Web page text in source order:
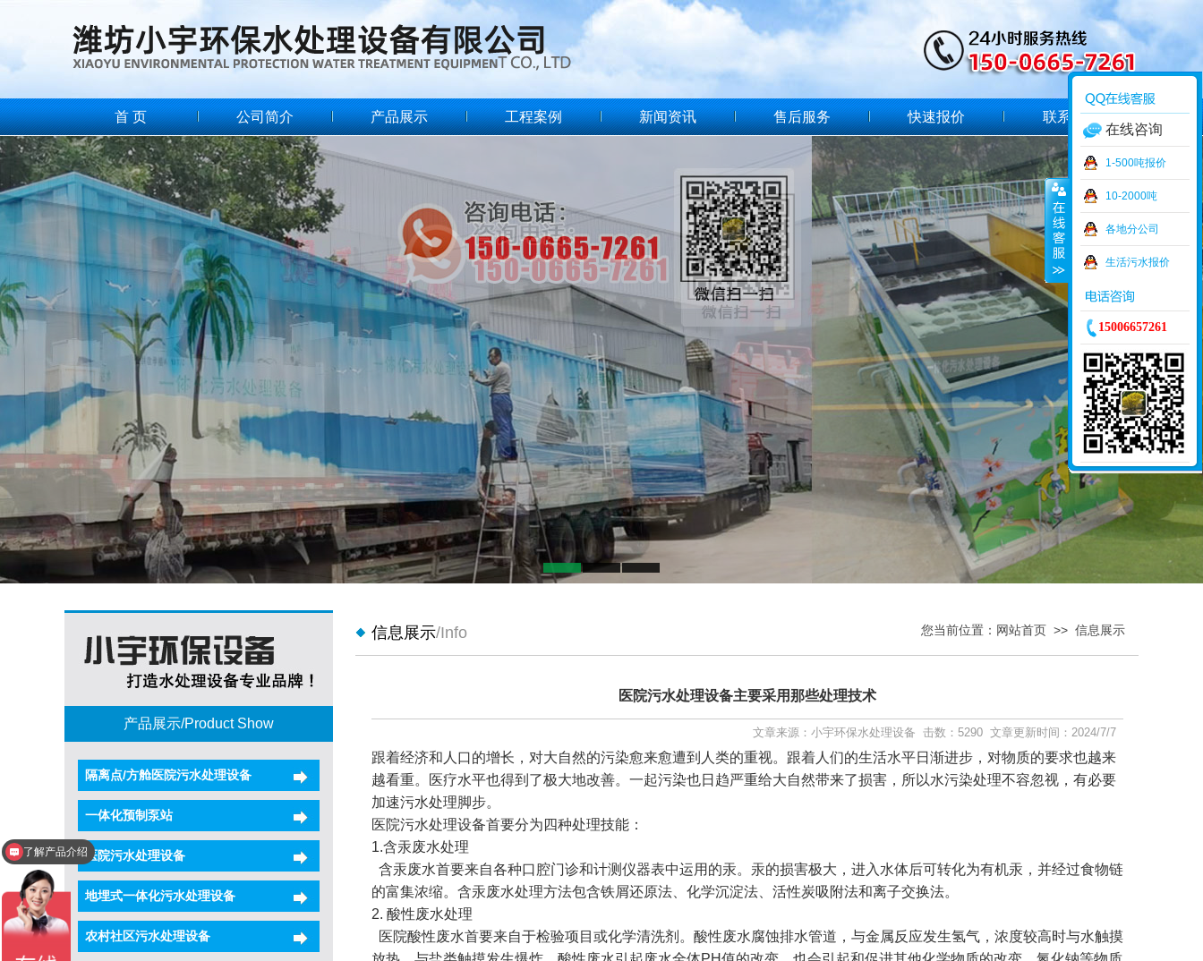
首 页 公司简介 产品展示 工程案例 新闻资讯 售后服务 快速报价 联系我们
产品展示/Product Show
隔离点/方舱医院污水处理设备
一体化预制泵站
医院污水处理设备
地埋式一体化污水处理设备
农村社区污水处理设备
信息展示/Info 您当前位置： 网站首页 >> 信息展示
医院污水处理设备主要采用那些处理技术
文章来源：小宇环保水处理设备 击数：5290 文章更新时间：2024/7/7
跟着经济和人口的增长，对大自然的污染愈来愈遭到人类的重视。跟着人们的生活水平日渐进步，对物质的要求也越来
越看重。医疗水平也得到了极大地改善。一起污染也日趋严重给大自然带来了损害，所以水污染处理不容忽视，有必要
加速污水处理脚步。
医院污水处理设备首要分为四种处理技能：
1.含汞废水处理
含汞废水首要来自各种口腔门诊和计测仪器表中运用的汞。汞的损害极大，进入水体后可转化为有机汞，并经过食物链
的富集浓缩。含汞废水处理方法包含铁屑还原法、化学沉淀法、活性炭吸附法和离子交换法。
2. 酸性废水处理
医院酸性废水首要来自于检验项目或化学清洗剂。酸性废水腐蚀排水管道，与金属反应发生氢气，浓度较高时与水触摸
在线咨询
1-500吨报价
10-2000吨
各地分公司
生活污水报价
15006657261
了解产品介绍